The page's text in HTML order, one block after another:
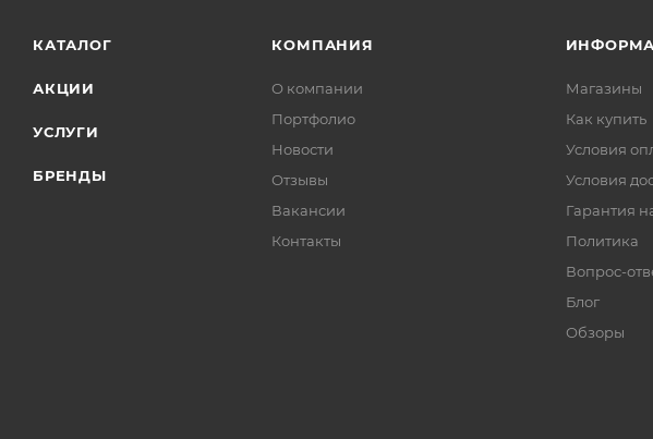
КАТАЛОГ
АКЦИИ
УСЛУГИ
БРЕНДЫ
КОМПАНИЯ
О компании
Портфолио
Новости
Отзывы
Вакансии
Контакты
Магазины
Как купить
Условия
Условия
Гарантия
Политика
Вопрос-
Блог
Обзоры